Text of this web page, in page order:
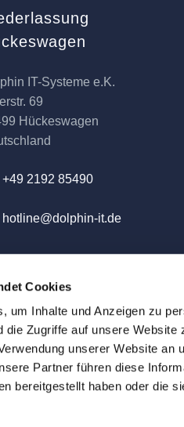
Cookies
um Inhalte und Anzeigen zu
die Zugriffe auf unsere
unserer Website an
Partner führen diese
bereitgestellt haben oder die
IT-Systeme e.K.
69
Hückeswagen
+49 2192 85490
hotline@dolphin-it.de
e.K.
alle Preise Festpreise